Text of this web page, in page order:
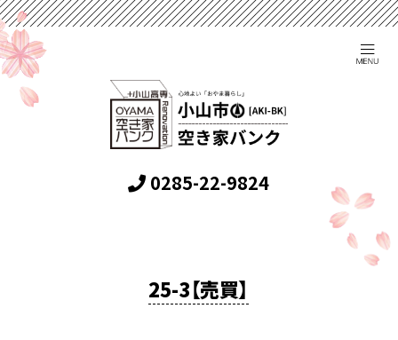
0285-22-9824
25-3【売買】